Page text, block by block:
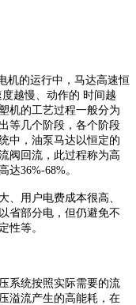
机的运行中，马达高速恒
越慢、动作的 时间越
机的工艺过程一般分为
等几个阶段，各个阶段
中，油泵马达以恒定的
阀回流，此过程称为高
36%-68%。
、用户电费成本很高、
省部分电，但仍避免不
性等。
系统按照实际需要的流
溢流产生的高能耗，在